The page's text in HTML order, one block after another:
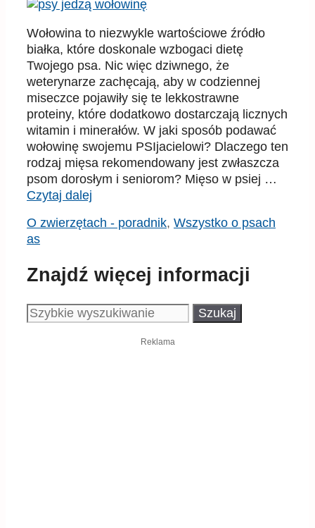
Wołowina to niezwykle wartościowe źródło
białka, które doskonale wzbogaci dietę
Twojego psa. Nic więc dziwnego, że
weterynarze zachęcają, aby w codziennej
miseczce pojawiły się te lekkostrawne
proteiny, które dodatkowo dostarczają licznych
witamin i minerałów. W jaki sposób podawać
wołowinę swojemu PSIjacielowi? Dlaczego ten
rodzaj mięsa rekomendowany jest zwłaszcza
psom dorosłym i seniorom? Mięso w psiej …
Czytaj dalej
Kategorie
O zwierzętach - poradnik, Wszystko o psach
as
Znajdź więcej informacji
Szukaj:
Reklama